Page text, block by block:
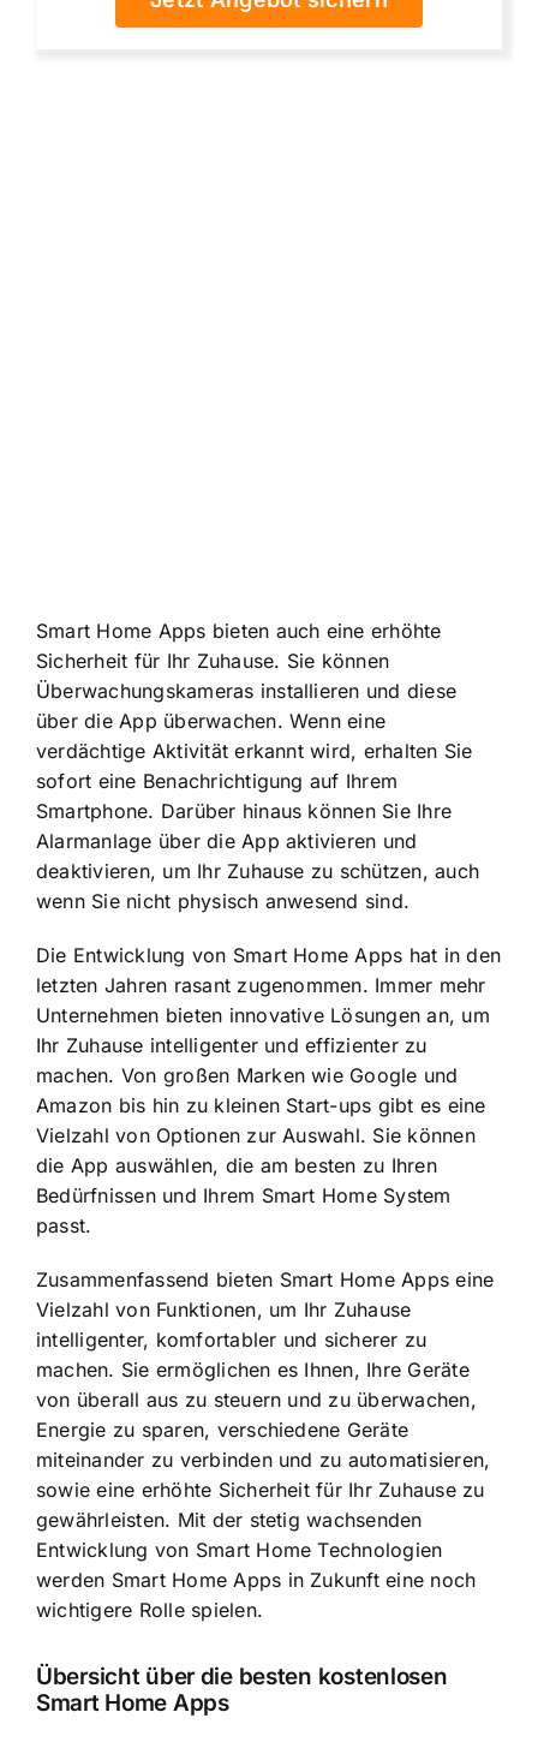
Smart Home Apps bieten auch eine erhöhte
Sicherheit für Ihr Zuhause. Sie können
Überwachungskameras installieren und diese
über die App überwachen. Wenn eine
verdächtige Aktivität erkannt wird, erhalten Sie
sofort eine Benachrichtigung auf Ihrem
Smartphone. Darüber hinaus können Sie Ihre
Alarmanlage über die App aktivieren und
deaktivieren, um Ihr Zuhause zu schützen, auch
wenn Sie nicht physisch anwesend sind.
Die Entwicklung von Smart Home Apps hat in den
letzten Jahren rasant zugenommen. Immer mehr
Unternehmen bieten innovative Lösungen an, um
Ihr Zuhause intelligenter und effizienter zu
machen. Von großen Marken wie Google und
Amazon bis hin zu kleinen Start-ups gibt es eine
Vielzahl von Optionen zur Auswahl. Sie können
die App auswählen, die am besten zu Ihren
Bedürfnissen und Ihrem Smart Home System
passt.
Zusammenfassend bieten Smart Home Apps eine
Vielzahl von Funktionen, um Ihr Zuhause
intelligenter, komfortabler und sicherer zu
machen. Sie ermöglichen es Ihnen, Ihre Geräte
von überall aus zu steuern und zu überwachen,
Energie zu sparen, verschiedene Geräte
miteinander zu verbinden und zu automatisieren,
sowie eine erhöhte Sicherheit für Ihr Zuhause zu
gewährleisten. Mit der stetig wachsenden
Entwicklung von Smart Home Technologien
werden Smart Home Apps in Zukunft eine noch
wichtigere Rolle spielen.
Übersicht über die besten kostenlosen
Smart Home Apps